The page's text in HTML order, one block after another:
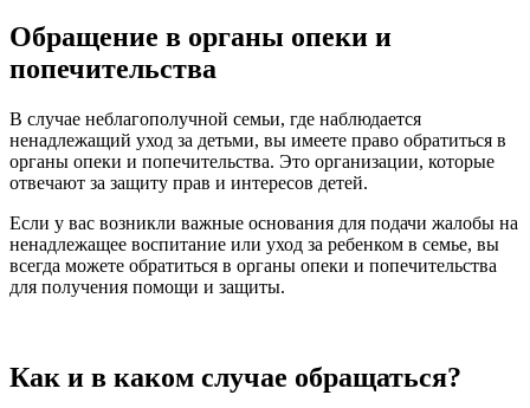
Обращение в органы опеки и
попечительства
В случае неблагополучной семьи, где наблюдается
ненадлежащий уход за детьми, вы имеете право обратиться в
органы опеки и попечительства. Это организации, которые
отвечают за защиту прав и интересов детей.
Если у вас возникли важные основания для подачи жалобы на
ненадлежащее воспитание или уход за ребенком в семье, вы
всегда можете обратиться в органы опеки и попечительства
для получения помощи и защиты.
Как и в каком случае обращаться?